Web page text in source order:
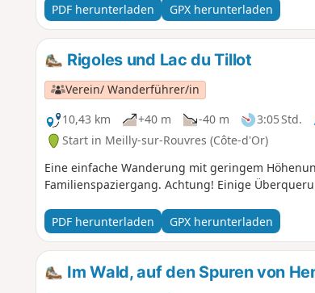
PDF herunterladen GPX herunterladen
Rigoles und Lac du Tillot
Verein/ Wanderführer/in
10,43 km
+40 m -40 m 3:05 Std.
Start in Meilly-sur-Rouvres (Côte-d'Or)
Eine einfache Wanderung mit geringem
Familienspaziergang. Achtung! Einige
PDF herunterladen GPX herunterladen
Im Wald, auf den Spuren von